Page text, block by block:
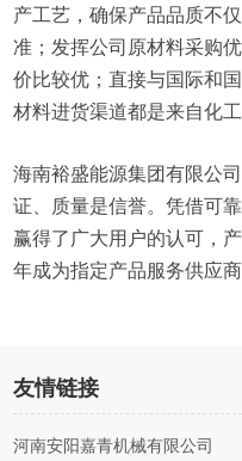
产工艺，确保产品品质不
准；发挥公司原材料采购
价比较优；直接与国际和
材料进货渠道都是来自化
海南裕盛能源集团有限公
证、质量是信誉。凭借可
赢得了广大用户的认可，
年成为指定产品服务供应商
友情链接
河南安阳嘉青机械有限公司